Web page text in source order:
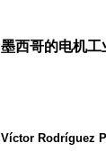
墨西哥的电机
Víctor Rodríguez